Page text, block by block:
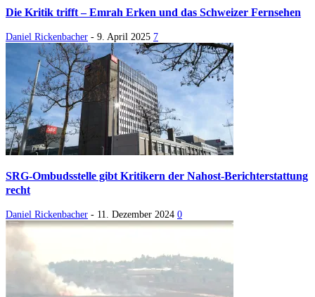
Die Kritik trifft – Emrah Erken und das Schweizer Fernsehen
Daniel Rickenbacher - 9. April 2025 7
SRG-Ombudsstelle gibt Kritikern der Nahost-Berichterstattung
recht
Daniel Rickenbacher - 11. Dezember 2024 0